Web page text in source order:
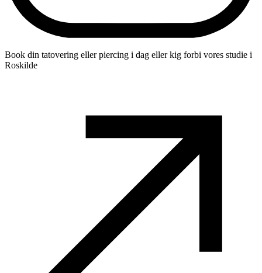
Book din tatovering eller piercing i dag eller kig forbi vores studie i
Roskilde